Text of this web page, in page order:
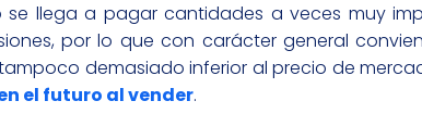
se llega a pagar cantidades a veces muy
por lo que con carácter general
demasiado inferior al precio de
el futuro al vender.